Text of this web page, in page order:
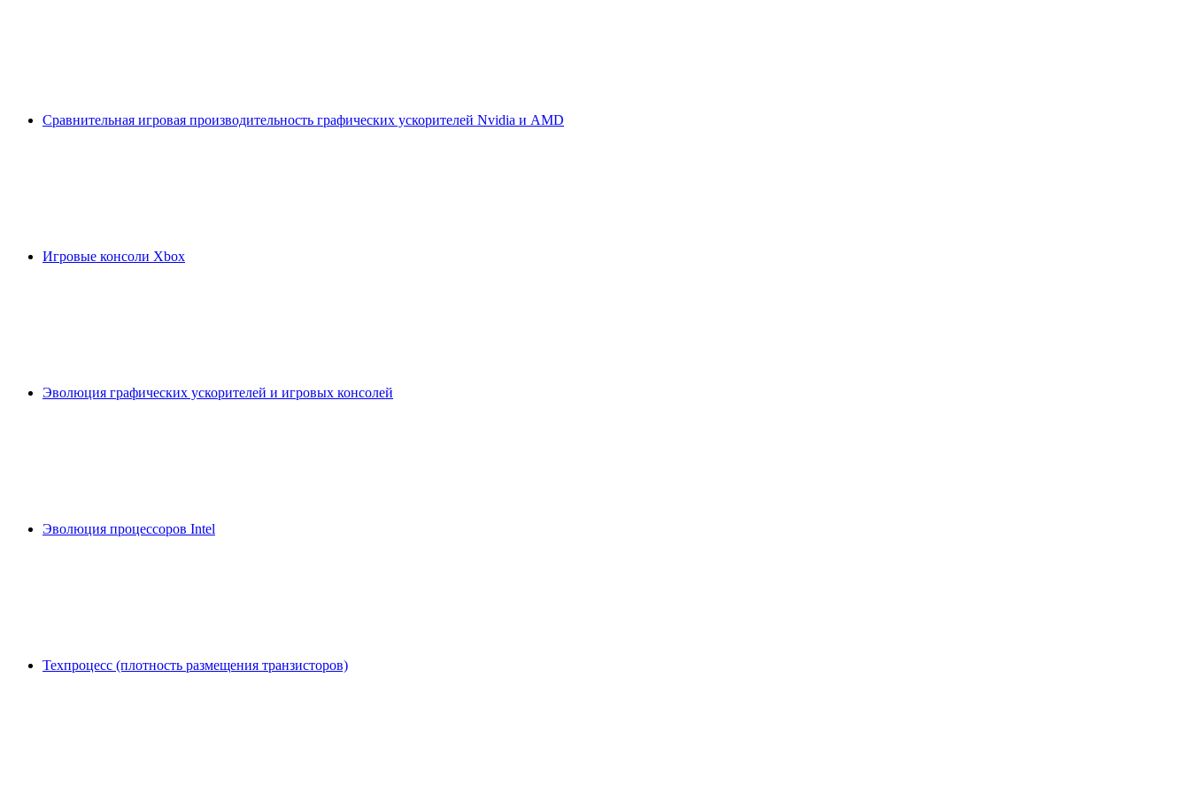
Сравнительная игровая производительность графических ускорителей Nvidia и AMD
Игровые консоли Xbox
Эволюция графических ускорителей и игровых консолей
Эволюция процессоров Intel
Техпроцесс (плотность размещения транзисторов)